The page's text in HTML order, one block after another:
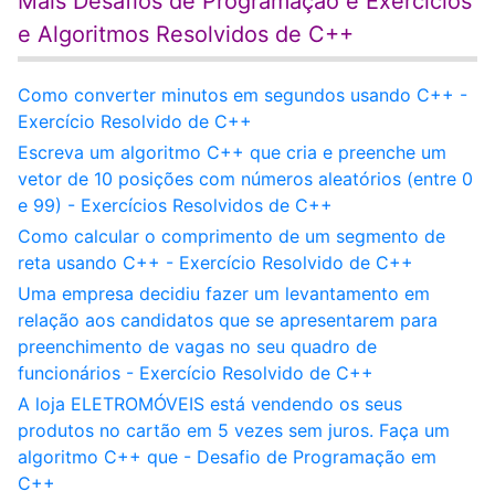
e Algoritmos Resolvidos de C++
Como converter minutos em segundos usando C++ -
Exercício Resolvido de C++
Escreva um algoritmo C++ que cria e preenche um
vetor de 10 posições com números aleatórios (entre 0
e 99) - Exercícios Resolvidos de C++
Como calcular o comprimento de um segmento de
reta usando C++ - Exercício Resolvido de C++
Uma empresa decidiu fazer um levantamento em
relação aos candidatos que se apresentarem para
preenchimento de vagas no seu quadro de
funcionários - Exercício Resolvido de C++
A loja ELETROMÓVEIS está vendendo os seus
produtos no cartão em 5 vezes sem juros. Faça um
algoritmo C++ que - Desafio de Programação em
C++